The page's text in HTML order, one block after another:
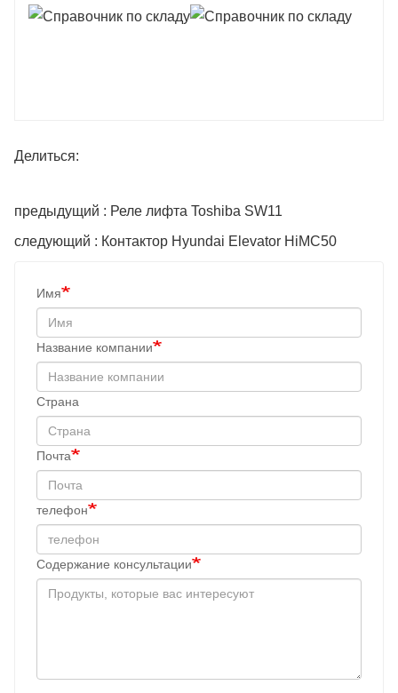
Делиться:
предыдущий : Реле лифта Toshiba SW11
следующий : Контактор Hyundai Elevator HiMC50
Имя
Название компании
Cтрана
Почта
телефон
Содержание консультации